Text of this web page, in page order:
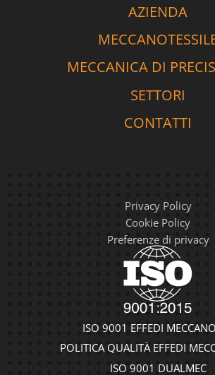
AZIENDA
MECCANICA DI
SETTORI
CONTATTI
Privacy Policy
Cookie Policy
Preferenze di privacy
ISO 9001 EFFEDI
POLITICA QUALITÀ EFFEDI
ISO 9001 DUALMEC